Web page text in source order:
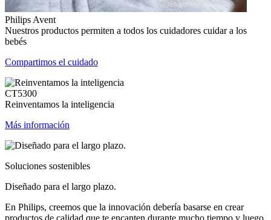
Philips Avent
Nuestros productos permiten a todos los cuidadores cuidar a los
bebés
Compartimos el cuidado
CT5300
Reinventamos la inteligencia
Más información
Soluciones sostenibles
Diseñado para el largo plazo.
En Philips, creemos que la innovación debería basarse en crear
productos de calidad que te encanten durante mucho tiempo y luego